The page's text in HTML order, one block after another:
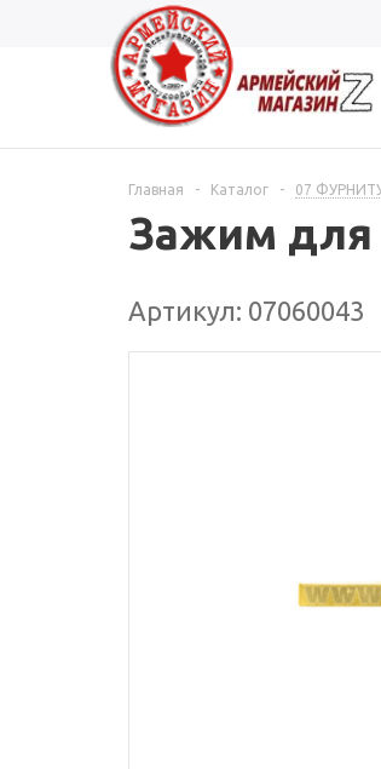
Главная - Каталог - 07
Зажим для
Артикул: 07060043